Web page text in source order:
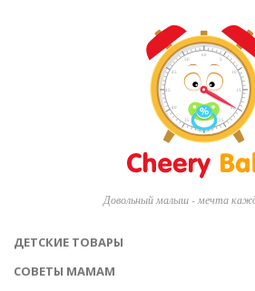
Довольный малыш - мечта
ДЕТСКИЕ ТОВАРЫ
СОВЕТЫ МАМАМ